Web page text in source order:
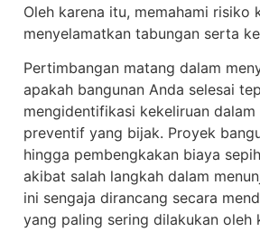
Oleh karena itu, memahami
menyelamatkan tabungan serta
Pertimbangan matang dalam
apakah bangunan Anda selesai
mengidentifikasi kekeliruan
preventif yang bijak. Proyek
hingga pembengkakan biaya
akibat salah langkah dalam
ini sengaja dirancang secara
yang paling sering dilakukan oleh